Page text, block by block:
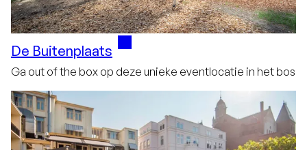
De Buitenplaats
Ga out of the box op deze unieke eventlocatie in het bos